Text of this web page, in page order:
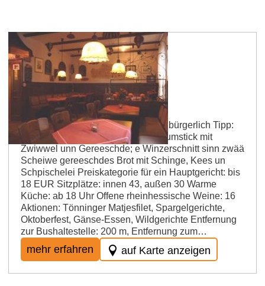
Worms
Weinhaus Zum Zwicker
Restaurant, Weinstube; Küche: gut bürgerlich Tipp:
Zwicker Speschel is e schäänes Rumstick mit
Zwiwwel unn Gereeschde; e Winzerschnitt sinn zwää
Scheiwe gereeschdes Brot mit Schinge, Kees un
Schpischelei Preiskategorie für ein Hauptgericht: bis
18 EUR Sitzplätze: innen 43, außen 30 Warme
Küche: ab 18 Uhr Offene rheinhessische Weine: 16
Aktionen: Tönninger Matjesfilet, Spargelgerichte,
Oktoberfest, Gänse-Essen, Wildgerichte Entfernung
zur Bushaltestelle: 200 m, Entfernung zum…
mehr erfahren auf Karte anzeigen